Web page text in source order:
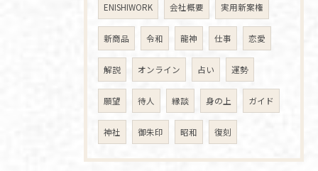
ENISHIWORK 会社概要 実用新案権
新商品 令和 龍神 仕事 恋愛
解説 オンライン 占い 運勢
願望 待人 縁談 身の上 ガイド
神社 御朱印 昭和 復刻